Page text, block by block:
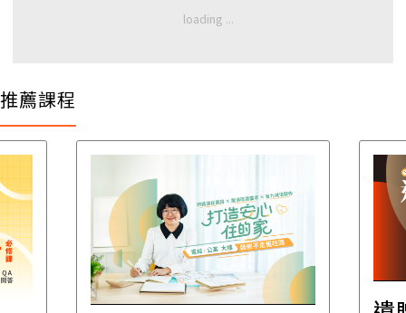
推薦課程